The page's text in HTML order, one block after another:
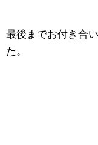
最後までお付き合
た。